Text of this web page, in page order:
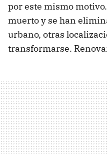
por este mismo
muerto y se han
urbano, otras
transformarse.